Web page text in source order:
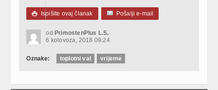
 Ispišite ovaj članak Pošalji e-mail
od PrimostenPlus L.S.
6 kolovoza, 2018 09:24
Oznake: toplotni val vrijeme